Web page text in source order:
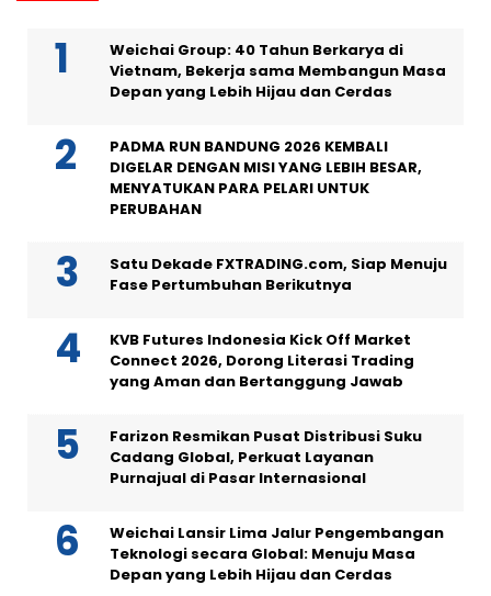
Weichai Group: 40 Tahun Berkarya di
Vietnam, Bekerja sama Membangun Masa
Depan yang Lebih Hijau dan Cerdas
PADMA RUN BANDUNG 2026 KEMBALI
DIGELAR DENGAN MISI YANG LEBIH BESAR,
MENYATUKAN PARA PELARI UNTUK
PERUBAHAN
Satu Dekade FXTRADING.com, Siap Menuju
Fase Pertumbuhan Berikutnya
KVB Futures Indonesia Kick Off Market
Connect 2026, Dorong Literasi Trading
yang Aman dan Bertanggung Jawab
Farizon Resmikan Pusat Distribusi Suku
Cadang Global, Perkuat Layanan
Purnajual di Pasar Internasional
Weichai Lansir Lima Jalur Pengembangan
Teknologi secara Global: Menuju Masa
Depan yang Lebih Hijau dan Cerdas